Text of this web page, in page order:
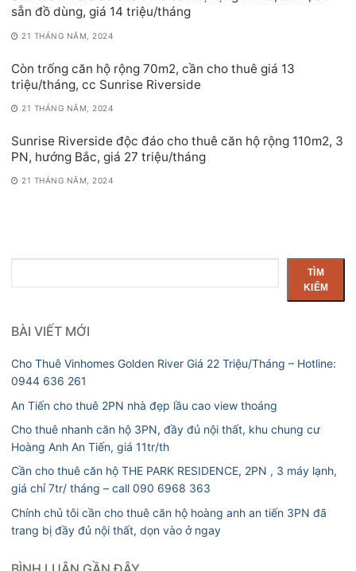
sẵn đồ dùng, giá 14 triệu/tháng
21 THÁNG NĂM, 2024
Còn trống căn hộ rộng 70m2, cần cho thuê giá 13
triệu/tháng, cc Sunrise Riverside
21 THÁNG NĂM, 2024
Sunrise Riverside độc đáo cho thuê căn hộ rộng 110m2, 3
PN, hướng Bắc, giá 27 triệu/tháng
21 THÁNG NĂM, 2024
kiếm
TÌM
KIẾM
BÀI VIẾT MỚI
Cho Thuê Vinhomes Golden River Giá 22 Triệu/Tháng – Hotline:
0944 636 261
An Tiến cho thuê 2PN nhà đẹp lầu cao view thoáng
Cho thuê nhanh căn hộ 3PN, đầy đủ nội thất, khu chung cư
Hoàng Anh An Tiến, giá 11tr/th
Cần cho thuê căn hộ THE PARK RESIDENCE, 2PN , 3 máy lạnh,
giá chỉ 7tr/ tháng – call 090 6968 363
Chính chủ tôi cần cho thuê căn hộ hoàng anh an tiến 3PN đã
trang bị đầy đủ nội thất, dọn vào ở ngay